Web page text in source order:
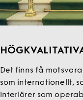
Det finns få
som internationellt,
interiörer som